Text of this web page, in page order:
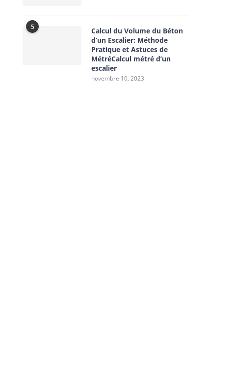
5
Calcul du Volume du Béton
d’un Escalier: Méthode
Pratique et Astuces de
MétréCalcul métré d’un
escalier
novembre 10, 2023